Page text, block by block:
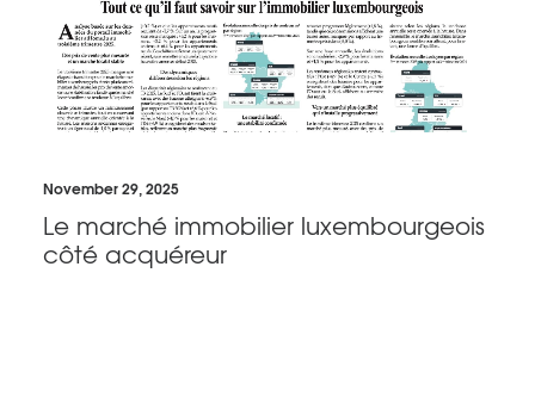
November 29, 2025
Le marché immobilier luxembourgeois
côté acquéreur